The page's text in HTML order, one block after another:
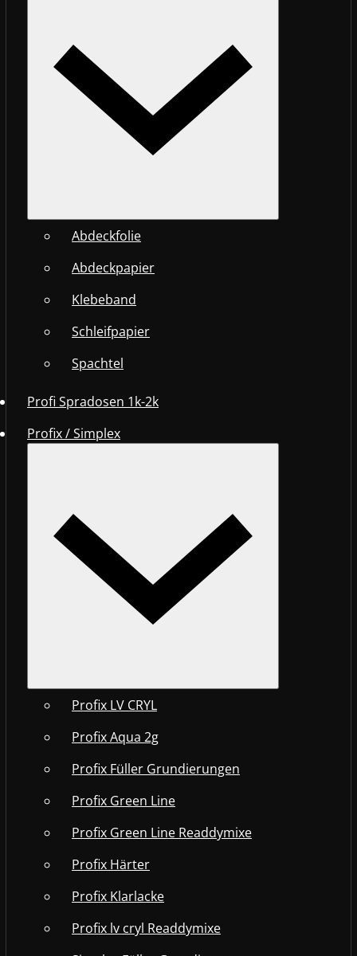
Abdeckfolie
Abdeckpapier
Klebeband
Schleifpapier
Spachtel
Profi Spradosen 1k-2k
Profix / Simplex
Profix LV CRYL
Profix Aqua 2g
Profix Füller Grundierungen
Profix Green Line
Profix Green Line Readdymixe
Profix Härter
Profix Klarlacke
Profix lv cryl Readdymixe